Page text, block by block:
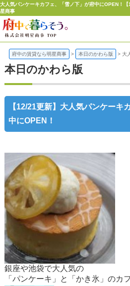
大人気パンケーキカフェ、「雪ノ下」が府中にOPEN！
星商事
府中の賃貸なら明星商事 > 本日のかわら版 > 大
本日のかわら版
【12/21更新】大人気パンケーキ
中にOPEN！
銀座や池袋で大人気の
「パンケーキ」と「かき氷」のカフ